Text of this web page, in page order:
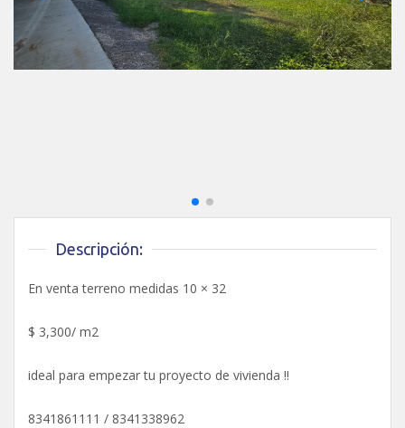
Descripción:
En venta terreno medidas 10 × 32
$ 3,300/ m2
ideal para empezar tu proyecto de vivienda !!
8341861111 / 8341338962